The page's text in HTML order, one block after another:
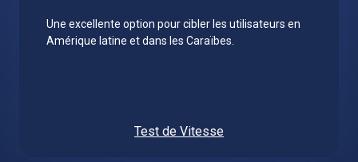
Une excellente option pour cibler les utilisateurs en
Amérique latine et dans les Caraïbes.
Test de Vitesse